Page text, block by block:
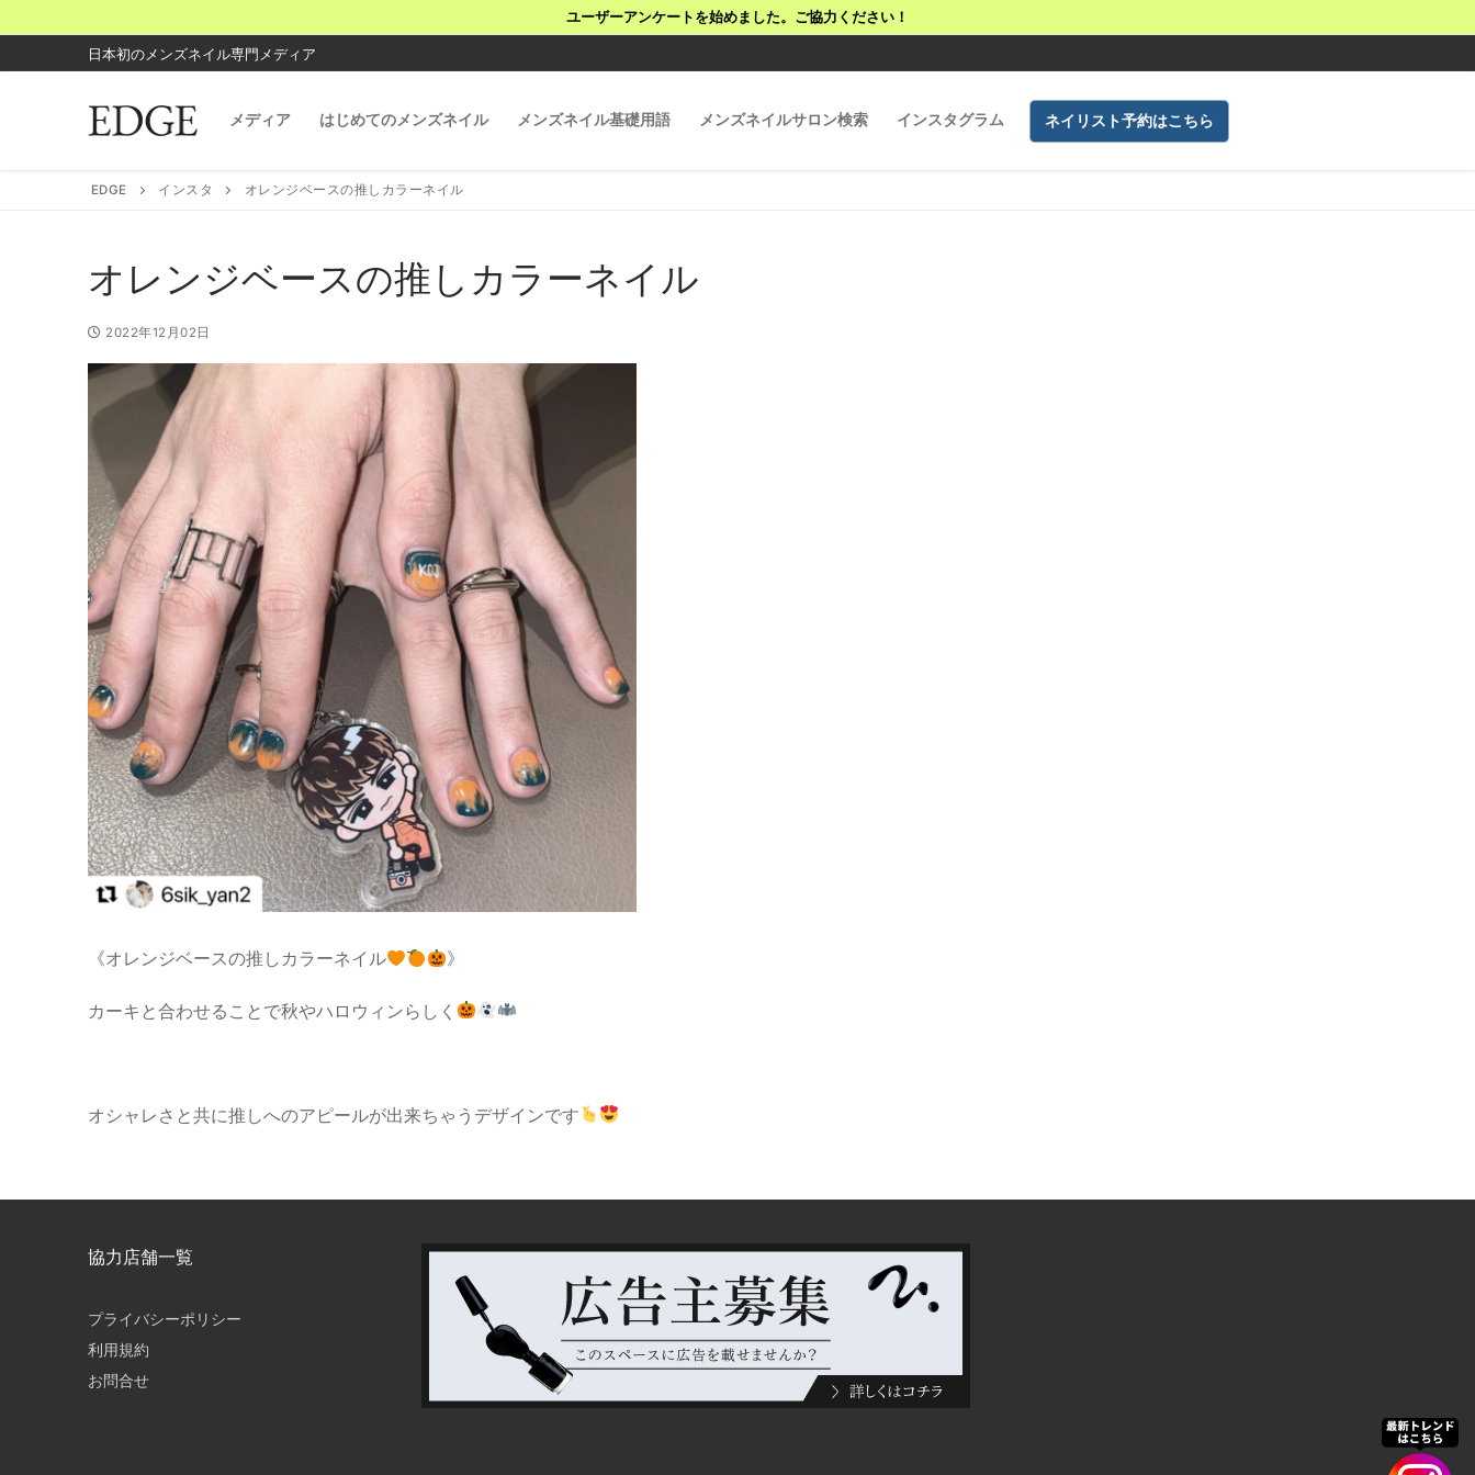
ン
テ
ユーザーアンケートを始めました。ご協力ください！
日本初のメンズネイル専門メディア
メディア はじめてのメンズネイル メンズネイル基礎用語 メンズネイルサロン検索 インスタグラム ネイリスト予約はこちら
EDGE インスタ オレンジベースの推しカラーネイル
オレンジベースの推しカラーネイル
2022年12月02日
《オレンジベースの推しカラーネイル 》
カーキと合わせることで秋やハロウィンらしく
オシャレさと共に推しへのアピールが出来ちゃうデザインです
協力店舗一覧
プライバシーポリシー
利用規約
お問合せ